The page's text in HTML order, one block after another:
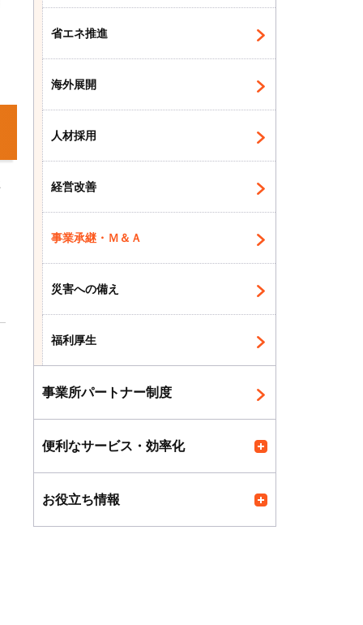
省エネ推進
海外展開
人材採用
経営改善
事業承継・Ｍ＆Ａ
災害への備え
福利厚生
事業所パートナー制度
便利なサービス・効率化
お役立ち情報